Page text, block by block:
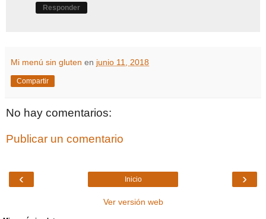
Responder
Mi menú sin gluten en junio 11, 2018
Compartir
No hay comentarios:
Publicar un comentario
‹ ›
Inicio
Ver versión web